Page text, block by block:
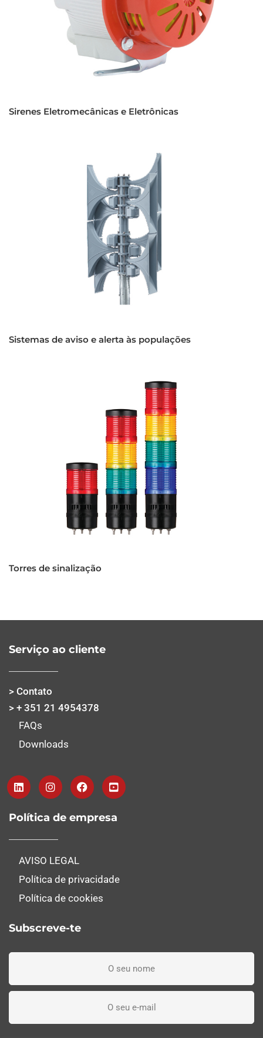
Sirenes Eletromecânicas e Eletrônicas
Sistemas de aviso e alerta às populações
Torres de sinalização
Serviço ao cliente
> Contato
> + 351 21 4954378
FAQs
Downloads
Política de empresa
AVISO LEGAL
Política de privacidade
Política de cookies
Subscreve-te